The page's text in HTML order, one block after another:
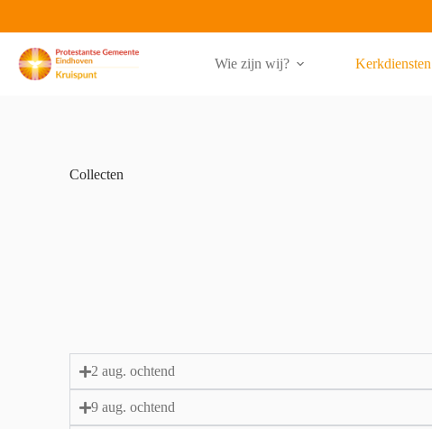
Wie zijn wij? Kerkdiensten
Collecten
2 aug. ochtend
9 aug. ochtend